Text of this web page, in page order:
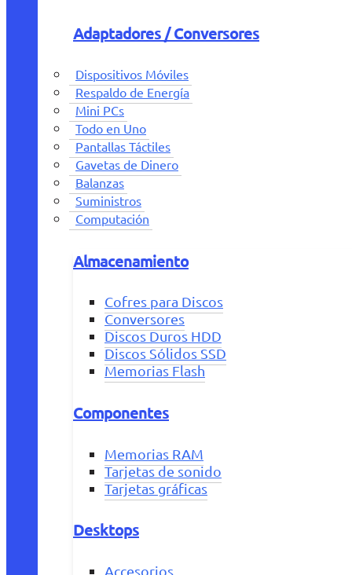
Adaptadores / Conversores
Dispositivos Móviles
Respaldo de Energía
Mini PCs
Todo en Uno
Pantallas Táctiles
Gavetas de Dinero
Balanzas
Suministros
Computación
Almacenamiento
Cofres para Discos
Conversores
Discos Duros HDD
Discos Sólidos SSD
Memorias Flash
Componentes
Memorias RAM
Tarjetas de sonido
Tarjetas gráficas
Desktops
Accesorios